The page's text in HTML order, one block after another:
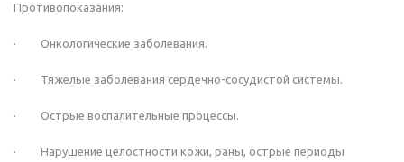
Противопоказания:
· Онкологические заболевания.
· Тяжелые заболевания сердечно-сосудистой системы.
· Острые воспалительные процессы.
· Нарушение целостности кожи, раны, острые периоды